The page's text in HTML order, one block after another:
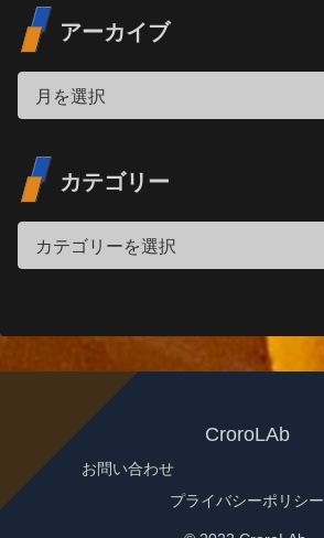
アーカイブ
カテゴリー
CroroLAb
お問い合わせ
プライバシーポリシー